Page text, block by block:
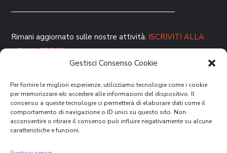
Gestisci Consenso Cookie
Per fornire le migliori esperienze, utilizziamo tecnologie come i cookie
per memorizzare e/o accedere alle informazioni del dispositivo. Il
consenso a queste tecnologie ci permetterà di elaborare dati come il
comportamento di navigazione o ID unici su questo sito. Non
acconsentire o ritirare il consenso può influire negativamente su alcune
caratteristiche e funzioni.
Rimani aggiornato sulle nostre attività. ISCRIVITI ALLA
NEWSLETTER